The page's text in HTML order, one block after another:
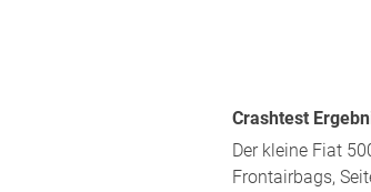
Crashtest
Der kleine Fiat
Frontairbags,